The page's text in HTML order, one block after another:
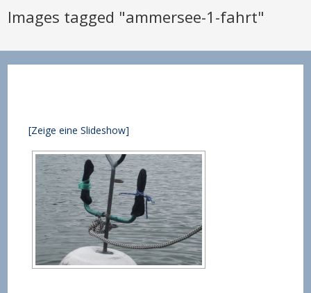
Images tagged "ammersee-1-fahrt"
[Zeige eine Slideshow]